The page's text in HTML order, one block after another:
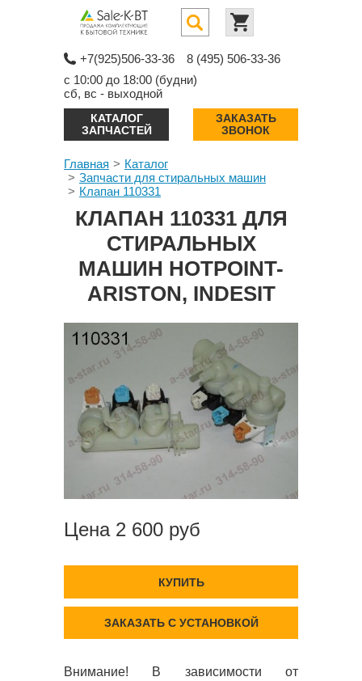
+7(925)506-33-36
8 (495) 506-33-36
с 10:00 до 18:00 (будни)
сб, вс - выходной
КАТАЛОГ
ЗАПЧАСТЕЙ
ЗАКАЗАТЬ
ЗВОНОК
Главная
Каталог
Запчасти для стиральных машин
Клапан 110331
КЛАПАН 110331 ДЛЯ
СТИРАЛЬНЫХ
МАШИН HOTPOINT-
ARISTON, INDESIT
Цена 2 600 руб
КУПИТЬ
ЗАКАЗАТЬ С УСТАНОВКОЙ
Внимание! В зависимости от